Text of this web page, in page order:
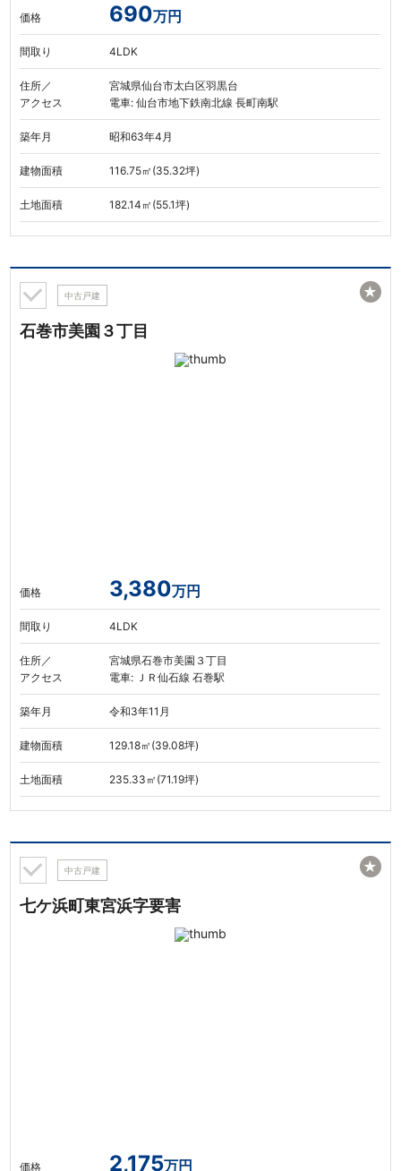
価格 690万円
間取り 4LDK
住所／
アクセス
宮城県仙台市太白区羽黒台
電車: 仙台市地下鉄南北線 長町南駅
築年月 昭和63年4月
建物面積 116.75㎡(35.32坪)
土地面積 182.14㎡(55.1坪)
中古戸建
石巻市美園３丁目
価格 3,380万円
間取り 4LDK
住所／
アクセス
宮城県石巻市美園３丁目
電車: ＪＲ仙石線 石巻駅
築年月 令和3年11月
建物面積 129.18㎡(39.08坪)
土地面積 235.33㎡(71.19坪)
★
中古戸建
七ケ浜町東宮浜字要害
価格 2,175万円
★